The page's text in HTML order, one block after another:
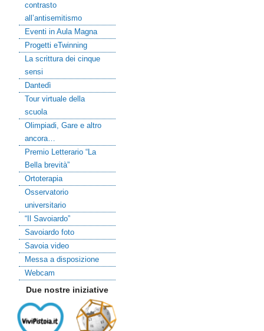
contrasto
all’antisemitismo
Eventi in Aula Magna
Progetti eTwinning
La scrittura dei cinque
sensi
Dantedì
Tour virtuale della
scuola
Olimpiadi, Gare e altro
ancora…
Premio Letterario “La
Bella brevità”
Ortoterapia
Osservatorio
universitario
“Il Savoiardo”
Savoiardo foto
Savoia video
Messa a disposizione
Webcam
Due nostre iniziative